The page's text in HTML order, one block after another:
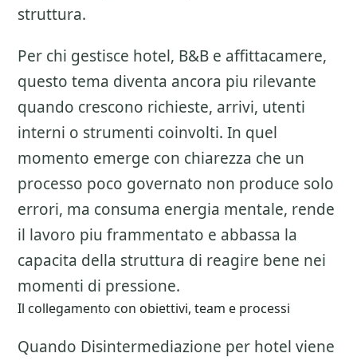
struttura.
Per chi gestisce hotel, B&B e affittacamere,
questo tema diventa ancora piu rilevante
quando crescono richieste, arrivi, utenti
interni o strumenti coinvolti. In quel
momento emerge con chiarezza che un
processo poco governato non produce solo
errori, ma consuma energia mentale, rende
il lavoro piu frammentato e abbassa la
capacita della struttura di reagire bene nei
momenti di pressione.
Il collegamento con obiettivi, team e processi
Quando Disintermediazione per hotel viene